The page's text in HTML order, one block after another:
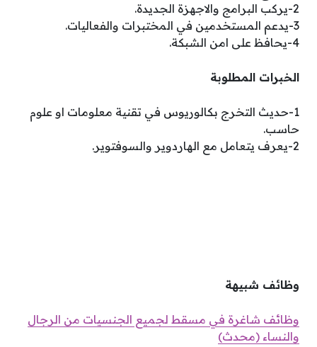
2-يركب البرامج والاجهزة الجديدة.
3-يدعم المستخدمين في المختبرات والفعاليات.
4-يحافظ على امن الشبكة.
الخبرات المطلوبة
1-حديث التخرج بكالوريوس في تقنية معلومات او علوم
حاسب.
2-يعرف يتعامل مع الهاردوير والسوفتوير.
وظائف شبيهة
وظائف شاغرة في مسقط لجميع الجنسيات من الرجال
والنساء (محدث)